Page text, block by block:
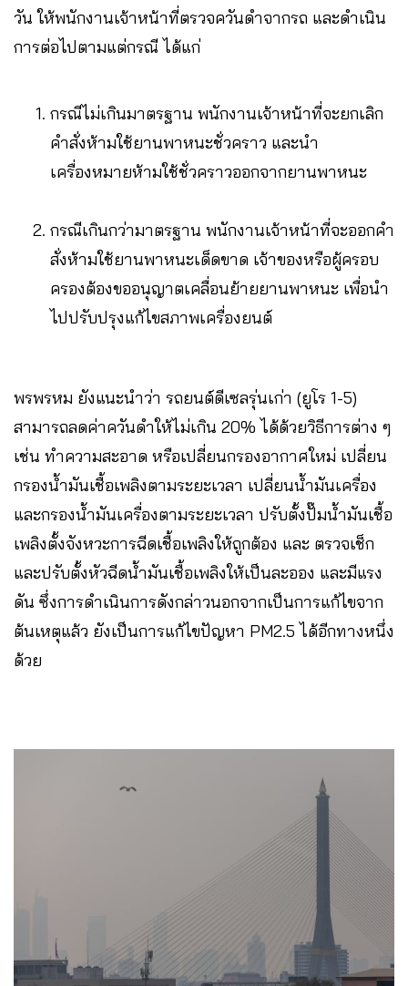
วัน ให้พนักงานเจ้าหน้าที่ตรวจควันดำจากรถ และดำเนิน
การต่อไปตามแต่กรณี ได้แก่
กรณีไม่เกินมาตรฐาน พนักงานเจ้าหน้าที่จะยกเลิก
คำสั่งห้ามใช้ยานพาหนะชั่วคราว และนำ
เครื่องหมายห้ามใช้ชั่วคราวออกจากยานพาหนะ
กรณีเกินกว่ามาตรฐาน พนักงานเจ้าหน้าที่จะออกคำ
สั่งห้ามใช้ยานพาหนะเด็ดขาด เจ้าของหรือผู้ครอบ
ครองต้องขออนุญาตเคลื่อนย้ายยานพาหนะ เพื่อนำ
ไปปรับปรุงแก้ไขสภาพเครื่องยนต์
พรพรหม ยังแนะนำว่า รถยนต์ดีเซลรุ่นเก่า (ยูโร 1-5)
สามารถลดค่าควันดำให้ไม่เกิน 20% ได้ด้วยวิธีการต่าง ๆ
เช่น ทำความสะอาด หรือเปลี่ยนกรองอากาศใหม่ เปลี่ยน
กรองน้ำมันเชื้อเพลิงตามระยะเวลา เปลี่ยนน้ำมันเครื่อง
และกรองน้ำมันเครื่องตามระยะเวลา ปรับตั้งปั๊มน้ำมันเชื้อ
เพลิงตั้งจังหวะการฉีดเชื้อเพลิงให้ถูกต้อง และ ตรวจเช็ก
และปรับตั้งหัวฉีดน้ำมันเชื้อเพลิงให้เป็นละออง และมีแรง
ดัน ซึ่งการดำเนินการดังกล่าวนอกจากเป็นการแก้ไขจาก
ต้นเหตุแล้ว ยังเป็นการแก้ไขปัญหา PM2.5 ได้อีกทางหนึ่ง
ด้วย